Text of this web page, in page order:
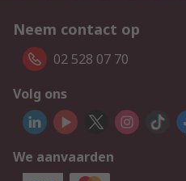
Neem contact op
02 528 07 70
Volg ons
We aanvaarden